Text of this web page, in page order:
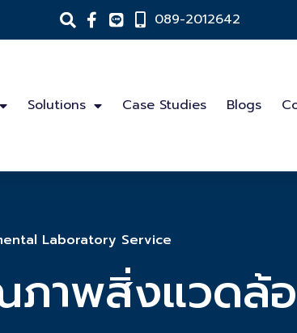
089-2012642
Solutions Case Studies Blogs
Laboratory Service
าพสิ่งแวดล้